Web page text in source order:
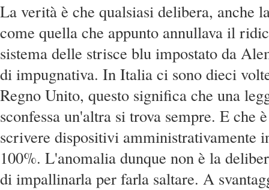
La verità è che qualsiasi delibera, anche
come quella che appunto annullava il
sistema delle strisce blu impostato da
di impugnativa. In Italia ci sono dieci
Regno Unito, questo significa che una
sconfessa un'altra si trova sempre. E che
scrivere dispositivi amministrativamente
100%. L'anomalia dunque non è la
di impallinarla per farla saltare. A